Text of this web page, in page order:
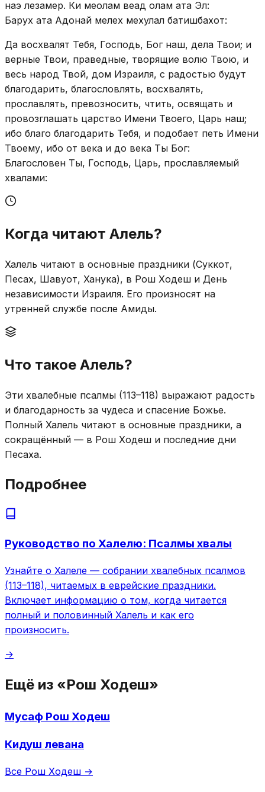
наэ лезамер. Ки меолам веад олам ата Эл:
Барух ата Адонай мелех мехулал батишбахот:
Да восхвалят Тебя, Господь, Бог наш, дела Твои; и
верные Твои, праведные, творящие волю Твою, и
весь народ Твой, дом Израиля, с радостью будут
благодарить, благословлять, восхвалять,
прославлять, превозносить, чтить, освящать и
провозглашать царство Имени Твоего, Царь наш;
ибо благо благодарить Тебя, и подобает петь Имени
Твоему, ибо от века и до века Ты Бог:
Благословен Ты, Господь, Царь, прославляемый
хвалами:
Когда читают Алель?
Халель читают в основные праздники (Суккот,
Песах, Шавуот, Ханука), в Рош Ходеш и День
независимости Израиля. Его произносят на
утренней службе после Амиды.
Что такое Алель?
Эти хвалебные псалмы (113–118) выражают радость
и благодарность за чудеса и спасение Божье.
Полный Халель читают в основные праздники, а
сокращённый — в Рош Ходеш и последние дни
Песаха.
Подробнее
Руководство по Халелю: Псалмы хвалы
Узнайте о Халеле — собрании хвалебных псалмов
(113–118), читаемых в еврейские праздники.
Включает информацию о том, когда читается
полный и половинный Халель и как его
произносить.
→
Ещё из «Рош Ходеш»
Мусаф Рош Ходеш
Кидуш левана
Все Рош Ходеш →